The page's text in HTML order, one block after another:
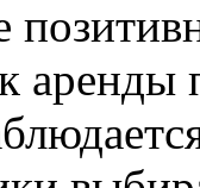
аренды